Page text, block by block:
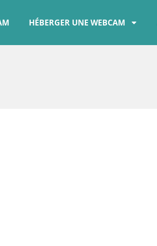
HÉBERGER UNE WEBCAM